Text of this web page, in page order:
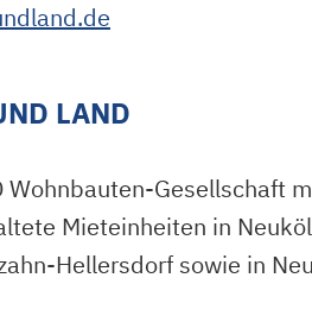
LAND
Wohnbauten-
Mieteinheiten in
Hellersdorf sowie in